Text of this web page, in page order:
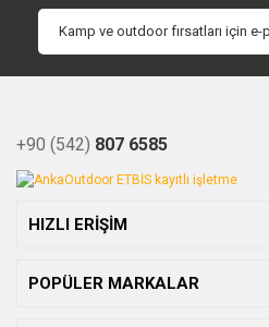
+90 (542) 807 6585
HIZLI ERİŞİM
POPÜLER MARKALAR